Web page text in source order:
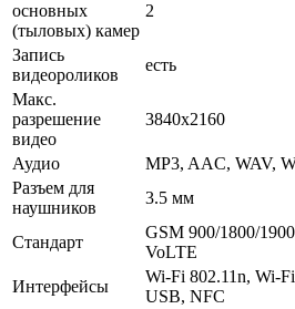
основных
(тыловых) камер
2
Запись
видеороликов
есть
Макс.
разрешение
видео
3840x2160
Аудио
MP3, AAC, WAV,
Разъем для
наушников
3.5 мм
Стандарт
GSM 900/1800/
VoLTE
Интерфейсы
Wi-Fi 802.11n, Wi-
USB, NFC